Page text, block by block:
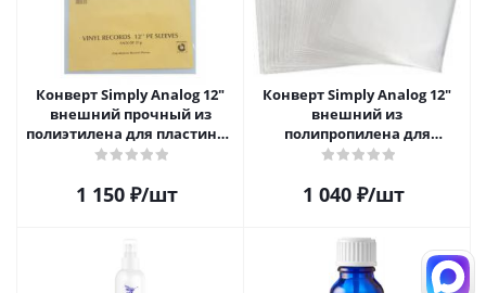
Конверт Simply Analog 12"
внешний прочный из
полиэтилена для пластинок
(25шт)
1 150₽/шт
Конверт Simply Analog 12"
внешний из
полипропилена для
пластинок (25шт)
1 040₽/шт